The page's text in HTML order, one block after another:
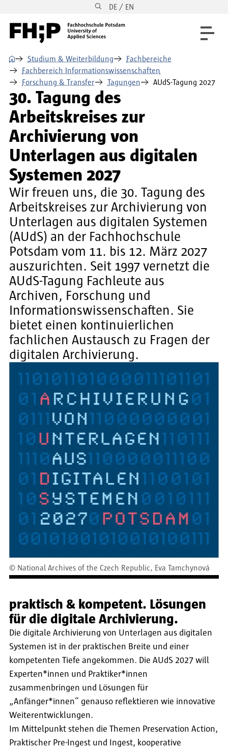
Direkt zur Hauptnavigation DE / EN
⌂ Studium & Weiterbildung
Fachbereiche
Fachbereich Informationswissenschaften
Forschung & Transfer
Tagungen AUdS-Tagung 2027
30. Tagung des
Arbeitskreises zur
Archivierung von
Unterlagen aus digitalen
Systemen 2027
Wir freuen uns, die 30. Tagung des
Arbeitskreises zur Archivierung von
Unterlagen aus digitalen Systemen
(AUdS) an der Fachhochschule
Potsdam vom 11. bis 12. März 2027
auszurichten. Seit 1997 vernetzt die
AUdS-Tagung Fachleute aus
Archiven, Forschung und
Informationswissenschaften. Sie
bietet einen kontinuierlichen
fachlichen Austausch zu Fragen der
digitalen Archivierung.
© National Archives of the Czech Republic, Eva Tamchynová
praktisch & kompetent. Lösungen
für die digitale Archivierung.
Die digitale Archivierung von Unterlagen aus digitalen
Systemen ist in der praktischen Breite und einer
kompetenten Tiefe angekommen. Die AUdS 2027 will
Experten*innen und Praktiker*innen
zusammenbringen und Lösungen für
„Anfänger*innen“ genauso reflektieren wie innovative
Weiterentwicklungen.
Im Mittelpunkt stehen die Themen Preservation Action,
Praktischer Pre-Ingest und Ingest, kooperative